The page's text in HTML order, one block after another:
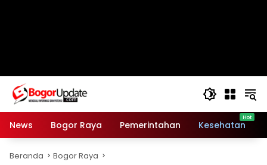
News Bogor Raya Pemerintahan Kesehatan
Beranda Bogor Raya